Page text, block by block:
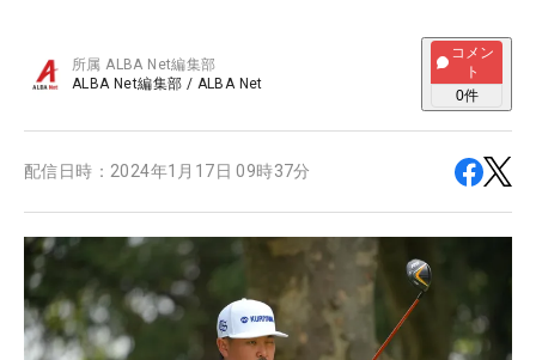
所属ALBA Net編集部
ALBA Net編集部 / ALBA Net
コメン
ト
0件
配信日時： 2024年1月17日 09時37分